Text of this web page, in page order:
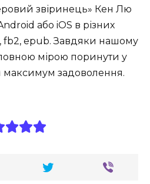
звіринець» Кен Лю
або iOS в різних
fb2, epub. Завдяки нашому
мірою поринути у
максимум задоволення.